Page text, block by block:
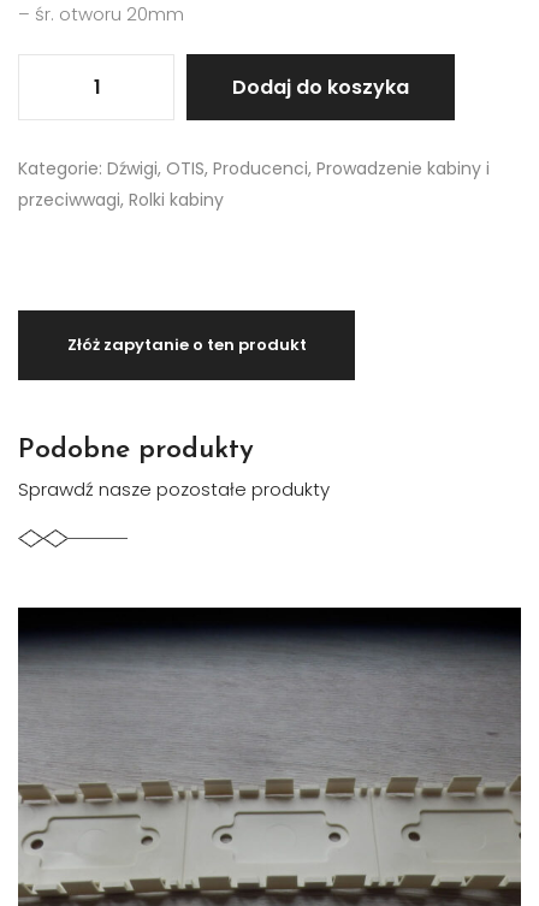
– śr. otworu 20mm
Dodaj do koszyka
Kategorie: Dźwigi, OTIS, Producenci, Prowadzenie kabiny i
przeciwwagi, Rolki kabiny
Podobne produkty
Sprawdź nasze pozostałe produkty